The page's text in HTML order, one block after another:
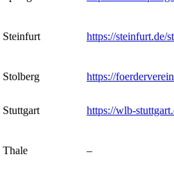
Steinfurt https://steinfurt.de/
Stolberg https://
Stuttgart
https://wlb-
Thale –